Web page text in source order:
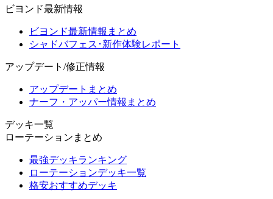
ビヨンド最新情報
ビヨンド最新情報まとめ
シャドバフェス･新作体験レポート
アップデート/修正情報
アップデートまとめ
ナーフ・アッパー情報まとめ
デッキ一覧
ローテーションまとめ
最強デッキランキング
ローテーションデッキ一覧
格安おすすめデッキ